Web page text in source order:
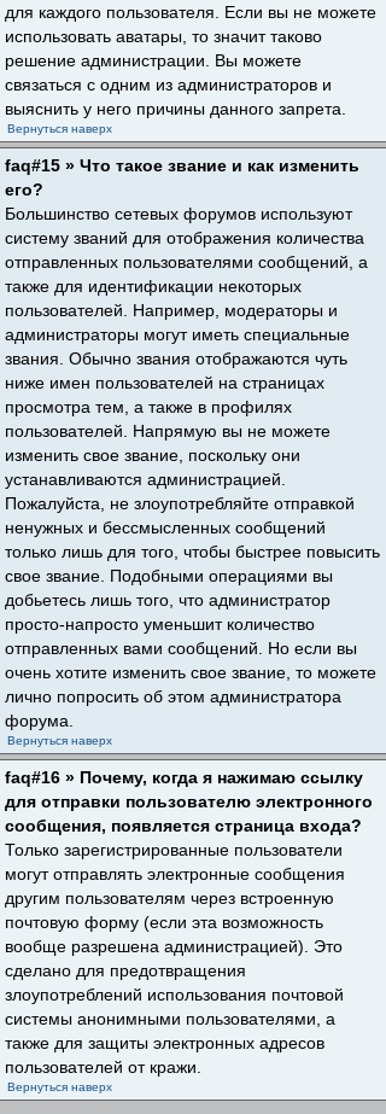
для каждого пользователя. Если вы не можете
использовать аватары, то значит таково
решение администрации. Вы можете
связаться с одним из администраторов и
выяснить у него причины данного запрета.
Вернуться наверх
faq#15 » Что такое звание и как изменить
его?
Большинство сетевых форумов используют
систему званий для отображения количества
отправленных пользователями сообщений, а
также для идентификации некоторых
пользователей. Например, модераторы и
администраторы могут иметь специальные
звания. Обычно звания отображаются чуть
ниже имен пользователей на страницах
просмотра тем, а также в профилях
пользователей. Напрямую вы не можете
изменить свое звание, поскольку они
устанавливаются администрацией.
Пожалуйста, не злоупотребляйте отправкой
ненужных и бессмысленных сообщений
только лишь для того, чтобы быстрее повысить
свое звание. Подобными операциями вы
добьетесь лишь того, что администратор
просто-напросто уменьшит количество
отправленных вами сообщений. Но если вы
очень хотите изменить свое звание, то можете
лично попросить об этом администратора
форума.
Вернуться наверх
faq#16 » Почему, когда я нажимаю ссылку
для отправки пользователю электронного
сообщения, появляется страница входа?
Только зарегистрированные пользователи
могут отправлять электронные сообщения
другим пользователям через встроенную
почтовую форму (если эта возможность
вообще разрешена администрацией). Это
сделано для предотвращения
злоупотреблений использования почтовой
системы анонимными пользователями, а
также для защиты электронных адресов
пользователей от кражи.
Вернуться наверх